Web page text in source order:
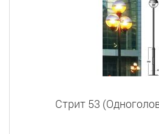
Стрит 53